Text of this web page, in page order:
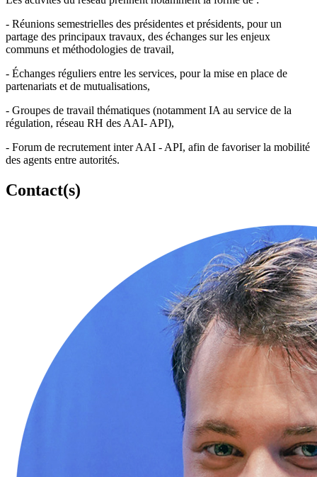
- Réunions semestrielles des présidentes et présidents, pour un
partage des principaux travaux, des échanges sur les enjeux
communs et méthodologies de travail,
- Échanges réguliers entre les services, pour la mise en place de
partenariats et de mutualisations,
- Groupes de travail thématiques (notamment IA au service de la
régulation, réseau RH des AAI- API),
- Forum de recrutement inter AAI - API, afin de favoriser la mobilité
des agents entre autorités.
Contact(s)